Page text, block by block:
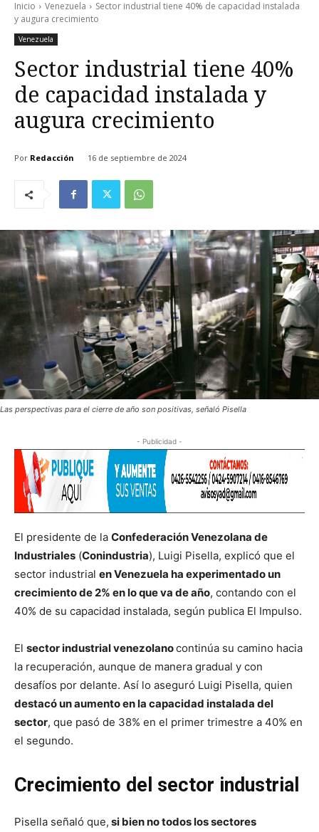
Inicio Venezuela
Sector industrial tiene 40% de capacidad instalada
y augura crecimiento
Venezuela
Sector industrial tiene 40%
de capacidad instalada y
augura crecimiento
Por Redacción 16 de septiembre de 2024
Las perspectivas para el cierre de año son positivas, señaló Pisella
- Publicidad -
El presidente de la Confederación Venezolana de
Industriales (Conindustria), Luigi Pisella, explicó que el
sector industrial en Venezuela ha experimentado un
crecimiento de 2% en lo que va de año, contando con el
40% de su capacidad instalada, según publica El Impulso.
El sector industrial venezolanocontinúa su camino hacia
la recuperación, aunque de manera gradual y con
desafíos por delante. Así lo aseguró Luigi Pisella, quien
destacó un aumento en la capacidad instalada del
sector, que pasó de 38% en el primer trimestre a 40% en
el segundo.
Crecimiento del sector industrial
Pisella señaló que, si bien no todos los sectores